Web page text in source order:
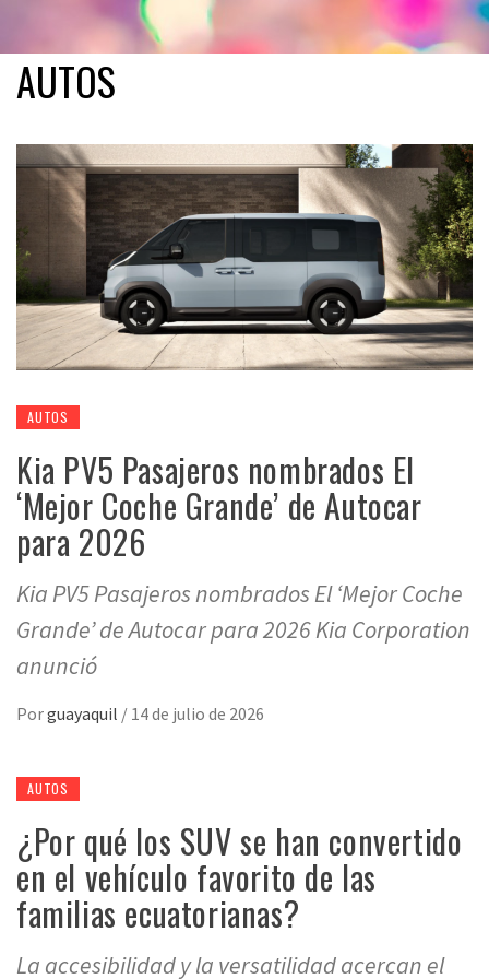
AUTOS
AUTOS
Kia PV5 Pasajeros nombrados El
‘Mejor Coche Grande’ de Autocar
para 2026
Kia PV5 Pasajeros nombrados El ‘Mejor Coche
Grande’ de Autocar para 2026 Kia Corporation
anunció
Porguayaquil / 14 de julio de 2026
AUTOS
¿Por qué los SUV se han convertido
en el vehículo favorito de las
familias ecuatorianas?
La accesibilidad y la versatilidad acercan el